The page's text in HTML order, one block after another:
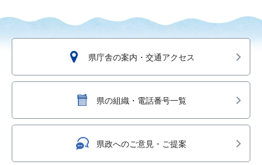
県庁舎の案内・交通アクセス
県の組織・電話番号一覧
県政へのご意見・ご提案